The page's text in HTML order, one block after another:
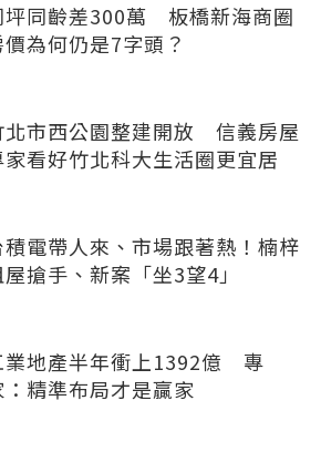
坪同齡差300萬 板橋新海商圈
價為何仍是7字頭？
北市西公園整建開放 信義房屋
家看好竹北科大生活圈更宜居
積電帶人來、市場跟著熱！楠梓
搶手、新案「坐3望4」
業地產半年衝上1392億 專
：精準布局才是贏家